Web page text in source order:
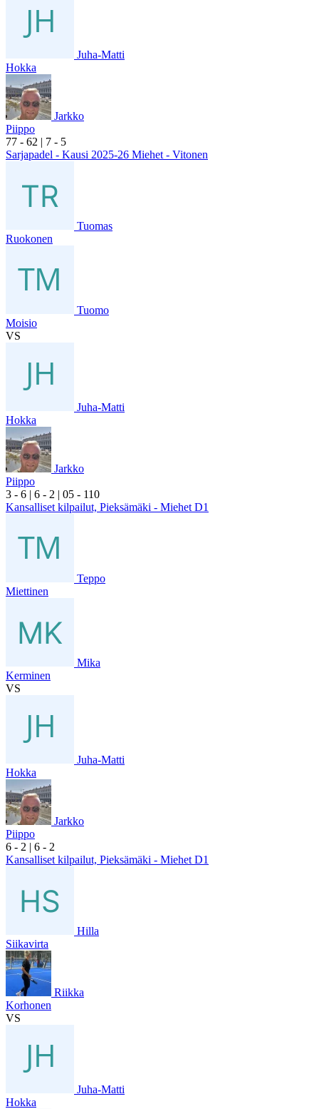
Juha-Matti
Hokka
Jarkko
Piippo
77 - 62 | 7 - 5
Sarjapadel - Kausi 2025-26 Miehet - Vitonen
Tuomas
Ruokonen
Tuomo
Moisio
VS
Juha-Matti
Hokka
Jarkko
Piippo
3 - 6 | 6 - 2 | 05 - 110
Kansalliset kilpailut, Pieksämäki - Miehet D1
Teppo
Miettinen
Mika
Kerminen
VS
Juha-Matti
Hokka
Jarkko
Piippo
6 - 2 | 6 - 2
Kansalliset kilpailut, Pieksämäki - Miehet D1
Hilla
Siikavirta
Riikka
Korhonen
VS
Juha-Matti
Hokka